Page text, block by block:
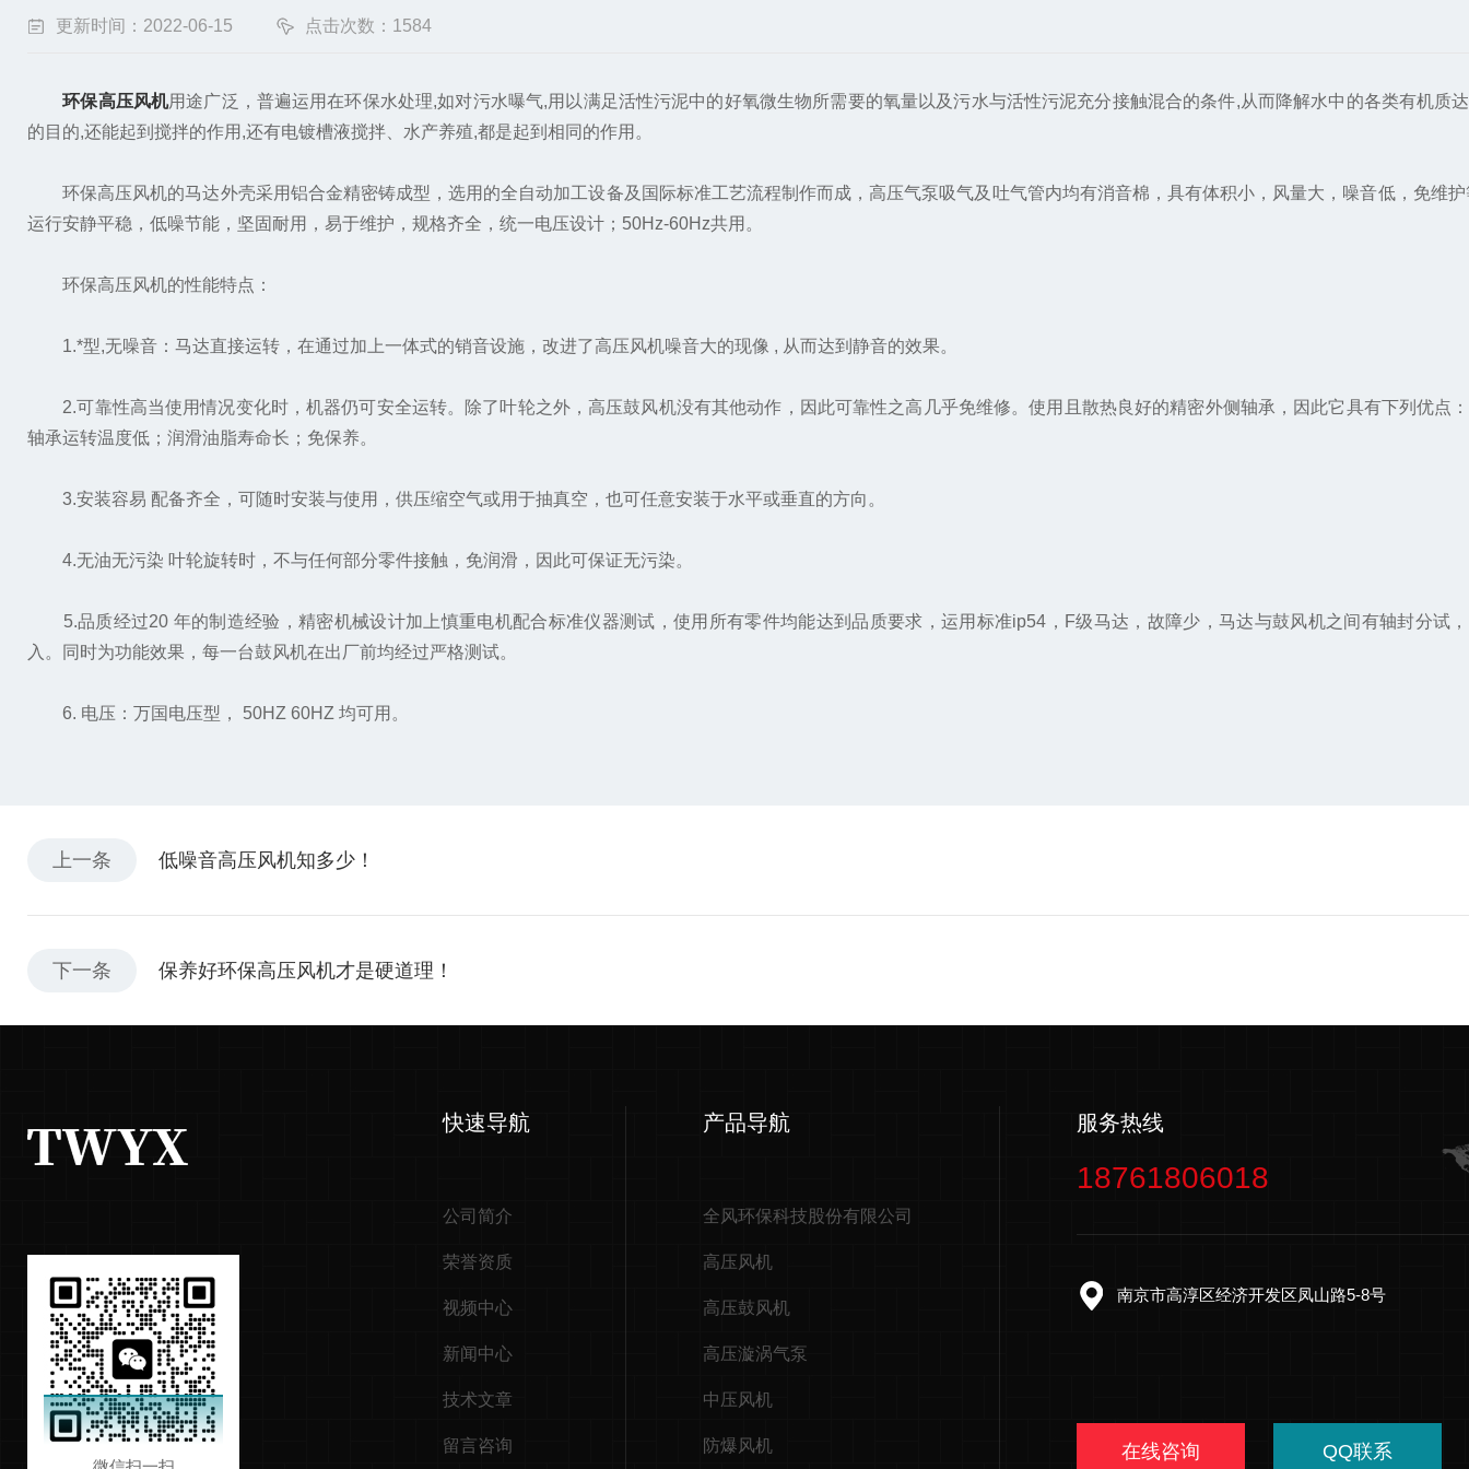
更新时间：2022-06-15 点击次数：1584
环保高压风机用途广泛，普遍运用在环保水处理,如对污水曝气,用以满足活性污泥中的好氧微生物所需要的氧量以及污水与活性污泥充分接触混合的条件,从而降解水中的各类有机质
的目的,还能起到搅拌的作用,还有电镀槽液搅拌、水产养殖,都是起到相同的作用。
环保高压风机的马达外壳采用铝合金精密铸成型，选用的全自动加工设备及国际标准工艺流程制作而成，高压气泵吸气及吐气管内均有消音棉，具有体积小，风量大，噪音低，免维护
运行安静平稳，低噪节能，坚固耐用，易于维护，规格齐全，统一电压设计；50Hz-60Hz共用。
环保高压风机的性能特点：
1.*型,无噪音：马达直接运转，在通过加上一体式的销音设施，改进了高压风机噪音大的现像 , 从而达到静音的效果。
2.可靠性高当使用情况变化时，机器仍可安全运转。除了叶轮之外，高压鼓风机没有其他动作，因此可靠性之高几乎免维修。使用且散热良好的精密外侧轴承，因此它具有下列优点
轴承运转温度低；润滑油脂寿命长；免保养。
3.安装容易 配备齐全，可随时安装与使用，供压缩空气或用于抽真空，也可任意安装于水平或垂直的方向。
4.无油无污染 叶轮旋转时，不与任何部分零件接触，免润滑，因此可保证无污染。
5.品质经过20 年的制造经验，精密机械设计加上慎重电机配合标准仪器测试，使用所有零件均能达到品质要求，运用标准ip54，F级马达，故障少，马达与鼓风机之间有轴封分试
入。同时为功能效果，每一台鼓风机在出厂前均经过严格测试。
6. 电压：万国电压型， 50HZ 60HZ 均可用。
上一条 低噪音高压风机知多少！
下一条 保养好环保高压风机才是硬道理！
快速导航
公司简介
荣誉资质
视频中心
新闻中心
技术文章
留言咨询
产品导航
全风环保科技股份有限公司
高压风机
高压鼓风机
高压漩涡气泵
中压风机
防爆风机
服务热线
18761806018
南京市高淳区经济开发区凤山路5-8号
在线咨询 QQ联系